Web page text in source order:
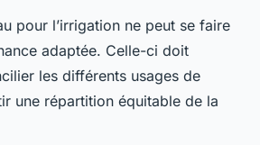
pour l’irrigation ne peut se faire
adaptée. Celle-ci doit
les différents usages de
une répartition équitable de la